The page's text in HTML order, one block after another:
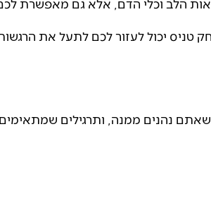
הלב וכלי הדם, אלא גם מאפשרת
טניס יכול לעזור לכם לתעל את
נהנים ממנה, ותרגילים